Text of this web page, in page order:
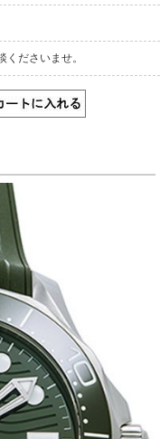
ださいませ。